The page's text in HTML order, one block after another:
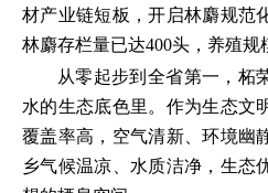
材产业链短板，开启林麝规范
林麝存栏量已达400头，养殖规
从零起步到全省第一，柘
水的生态底色里。作为生态文
覆盖率高，空气清新、环境幽
乡气候温凉、水质洁净，生态